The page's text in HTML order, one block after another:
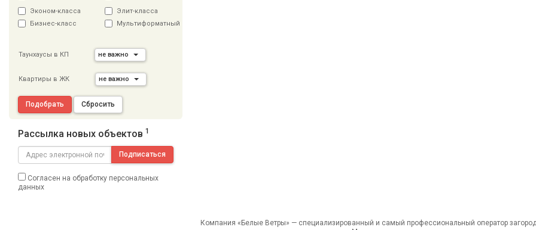
Эконом-класса
Бизнес-класс
Элит-класса
Мультиформатный
Таунхаусы в КП не важно
Квартиры в ЖК не важно
Подобрать Сбросить
Рассылка новых объектов 1
Подписаться
Согласен на обработку персональных
данных
Компания «Белые Ветры» — специализированный и самый профессиональный оператор